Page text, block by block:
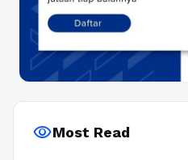
visibilityMost Read